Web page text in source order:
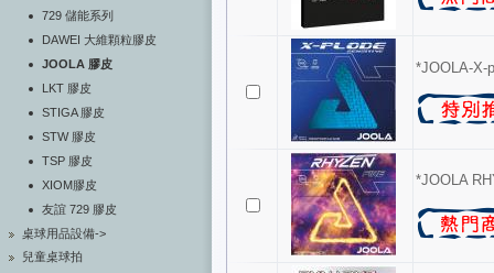
729 儲能系列
DAWEI 大維顆粒膠皮
JOOLA 膠皮
LKT 膠皮
STIGA 膠皮
STW 膠皮
TSP 膠皮
XIOM膠皮
友誼 729 膠皮
桌球用品設備->
兒童桌球拍
*JOOLA-X-
*JOOLA